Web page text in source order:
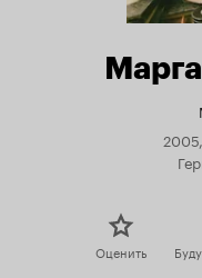
Оценить